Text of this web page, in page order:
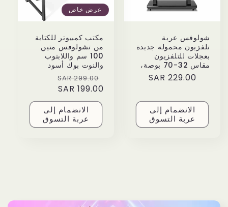
شولوفس عربة
تلفزيون محمولة جديدة
بعجلات للتلفزيون
مقاس 32-70 بوصة،
Regular
229.00 SAR
الانضمام إلى
عربة التسوق
عرض خاص
مكتب كمبيوتر للكتابة
من تشولوفس متين
100 سم واللابتوب
والنوت بوك أسود
Regular
price
299.00 SAR
Sale
price
199.00 SAR
الانضمام إلى
عربة التسوق